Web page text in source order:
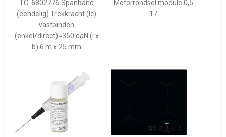
TO-6802776 Spanband
(eendelig) Trekkracht (lc)
vastbinden
(enkel/direct)=350 daN (l x
b) 6 m x 25 mm
Motorrondsel module 0,5
17